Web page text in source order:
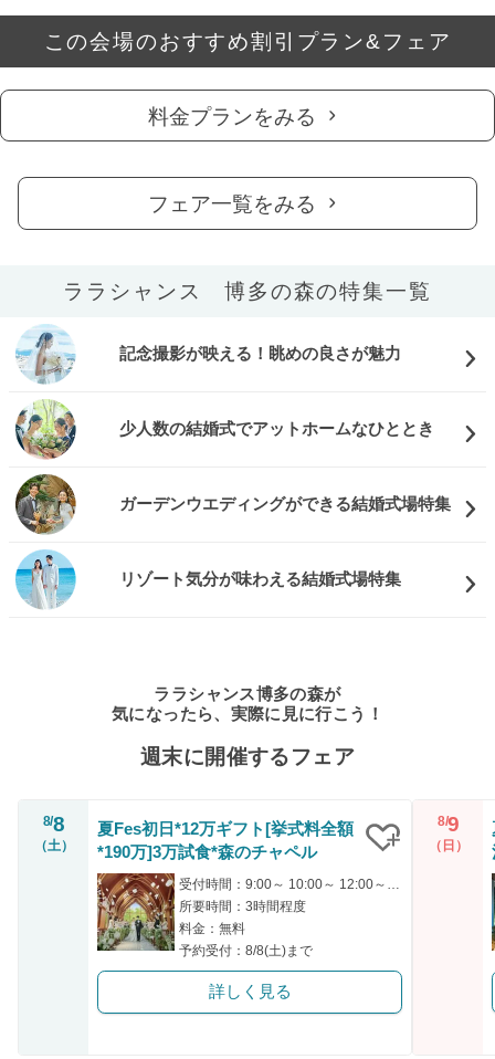
この会場のおすすめ割引プラン&フェア
料金プランをみる
フェア一覧をみる
ララシャンス 博多の森の特集一覧
記念撮影が映える！眺めの良さが魅力
少人数の結婚式でアットホームなひととき
ガーデンウエディングができる結婚式場特集
リゾート気分が味わえる結婚式場特集
ララシャンス博多の森が
気になったら、実際に見に行こう！
週末に開催するフェア
8/8
（土）
夏Fes初日*12万ギフト[挙式料全額
*190万]3万試食*森のチャペル
所要時間：3時間程度
料金：無料
予約受付：8/8(土)まで
詳しく見る
8/9
（日）